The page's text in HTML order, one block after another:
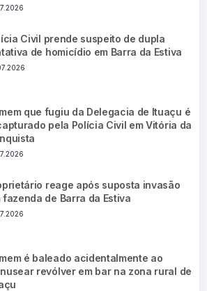
Civil prende suspeito de dupla
de homicídio em Barra da Estiva
que fugiu da Delegacia de Ituaçu é
pela Polícia Civil em Vitória da
reage após suposta invasão
fazenda de Barra da Estiva
é baleado acidentalmente ao
revólver em bar na zona rural de